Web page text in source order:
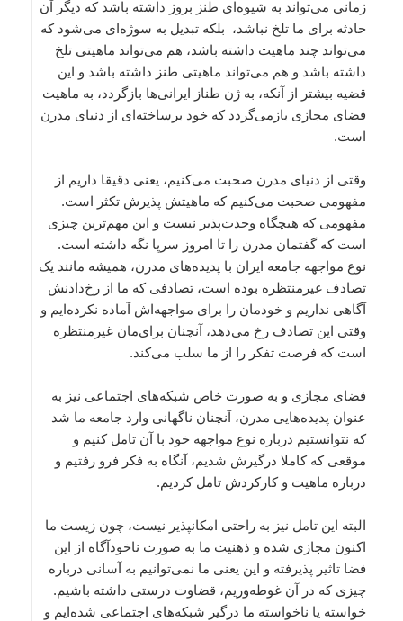
زمانی می‌تواند به شیوه‌ای طنز بروز داشته باشد که دیگر آن
حادثه برای ما تلخ نباشد، بلکه تبدیل به سوژه‌ای می‌شود که
می‌تواند چند ماهیت داشته باشد، هم می‌تواند ماهیتی تلخ
داشته باشد و هم می‌تواند ماهیتی طنز داشته باشد و این
قضیه بیشتر از آنکه، به ژن طناز ایرانی‌ها بازگردد، به ماهیت
فضای مجازی بازمی‌گردد که خود برساخته‌ای از دنیای مدرن
است.
وقتی از دنیای مدرن صحبت می‌کنیم، یعنی دقیقا داریم از
مفهومی صحبت می‌کنیم که ماهیتش پذیرش تکثر است.
مفهومی که هیچگاه وحدت‌پذیر نیست و این مهم‌ترین چیزی
است که گفتمان مدرن را تا امروز سرپا نگه داشته است.
نوع مواجهه جامعه ایران با پدیده‌های مدرن، همیشه مانند یک
تصادف غیرمنتظره بوده است، تصادفی که ما از رخ‌دادنش
آگاهی نداریم و خودمان را برای مواجهه‌اش آماده نکرده‌ایم و
وقتی این تصادف رخ می‌دهد، آنچنان برای‌مان غیرمنتظره
است که فرصت تفکر را از ما سلب می‌کند.
فضای مجازی و به صورت خاص شبکه‌های اجتماعی نیز به
عنوان پدیده‌هایی مدرن، آنچنان ناگهانی وارد جامعه ما شد
که نتوانستیم درباره نوع مواجهه خود با آن تامل کنیم و
موقعی که کاملا درگیرش شدیم، آنگاه به فکر فرو رفتیم و
درباره ماهیت و کارکردش تامل کردیم.
البته این تامل نیز به راحتی امکانپذیر نیست، چون زیست ما
اکنون مجازی شده و ذهنیت ما به صورت ناخودآگاه از این
فضا تاثیر پذیرفته و این یعنی ما نمی‌توانیم به آسانی درباره
چیزی که در آن غوطه‌وریم، قضاوت درستی داشته باشیم.
خواسته یا ناخواسته ما درگیر شبکه‌های اجتماعی شده‌ایم و